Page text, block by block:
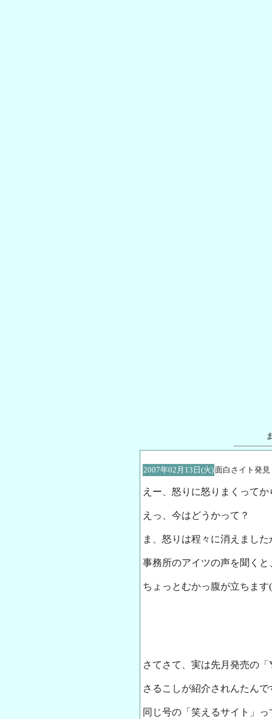
2007年02月13日(火)面白さイト発見
えー、怒りに怒りまくって
えっ、今はどうかって？
ま、怒りは程々に消えました
事務所のアイツの声を聞くと
ちょっとむかっ腹が立ちま
さてさて、実は先月発売の「
さるこしが紹介されんたんで
同じ号の「笑えるサイト」